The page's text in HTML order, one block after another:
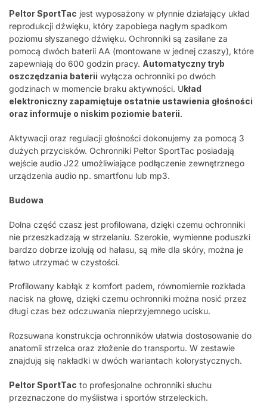
Peltor SportTac jest wyposażony w płynnie działający układ
reprodukcji dźwięku, który zapobiega nagłym spadkom
poziomu słyszanego dźwięku. Ochronniki są zasilane za
pomocą dwóch baterii AA (montowane w jednej czaszy), które
zapewniają do 600 godzin pracy. Automatyczny tryb
oszczędzania baterii wyłącza ochronniki po dwóch
godzinach w momencie braku aktywności. Układ
elektroniczny zapamiętuje ostatnie ustawienia głośności
oraz informuje o niskim poziomie baterii.
Aktywacji oraz regulacji głośności dokonujemy za pomocą 3
dużych przycisków. Ochronniki Peltor SportTac posiadają
wejście audio J22 umożliwiające podłączenie zewnętrznego
urządzenia audio np. smartfonu lub mp3.
Budowa
Dolna część czasz jest profilowana, dzięki czemu ochronniki
nie przeszkadzają w strzelaniu. Szerokie, wymienne poduszki
bardzo dobrze izolują od hałasu, są miłe dla skóry, można je
łatwo utrzymać w czystości.
Profilowany kabłąk z komfort padem, równomiernie rozkłada
nacisk na głowę, dzięki czemu ochronniki można nosić przez
długi czas bez odczuwania nieprzyjemnego ucisku.
Rozsuwana konstrukcja ochronników ułatwia dostosowanie do
anatomii strzelca oraz złożenie do transportu. W zestawie
znajdują się nakładki w dwóch wariantach kolorystycznych.
Peltor SportTac to profesjonalne ochronniki słuchu
przeznaczone do myślistwa i sportów strzeleckich.